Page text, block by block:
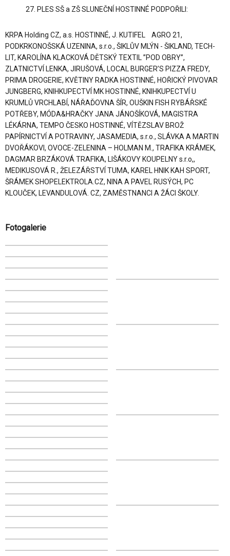
PLES SŠ a ZŠ SLUNEČNÍ HOSTINNÉ PODPOŘILI:
KRPA Holding CZ, a.s. HOSTINNÉ, J. KUTIFEL AGRO 21,
PODKRKONOŠSKÁ UZENINA, s.r.o., ŠIKLŮV MLÝN - ŠIKLAND, TECH-
LIT, KAROLÍNA KLACKOVÁ DĚTSKÝ TEXTIL ’’POD OBRY’’,
ZLATNICTVÍ LENKA, JIRUŠOVÁ, LOCAL BURGER’S PIZZA FREDY,
PRIMA DROGERIE, KVĚTINY RADKA HOSTINNÉ, HOŘICKÝ PIVOVAR
JUNGBERG, KNIHKUPECTVÍ MK HOSTINNÉ, KNIHKUPECTVÍ U
KRUMLŮ VRCHLABÍ, NÁŘAĎOVNA ŠÍR, OUŠKIN FISH RYBÁŘSKÉ
POTŘEBY, MÓDA&HRAČKY JANA JÁNOŠÍKOVÁ, MAGISTRA
LÉKÁRNA, TEMPO ČESKO HOSTINNÉ, VÍTĚZSLAV BROŽ
PAPÍRNICTVÍ A POTRAVINY, JASAMEDIA, s.r.o., SLÁVKA A MARTIN
DVOŘÁKOVI, OVOCE-ZELENINA – HOLMAN M., TRAFIKA KRÁMEK,
DAGMAR BRZÁKOVÁ TRAFIKA, LIŠÁKOVY KOUPELNY s.r.o,,
MEDIKUSOVÁ R., ŽELEZÁŘSTVÍ TUMA, KAREL HNIK KAH SPORT,
ŠRÁMEK SHOPELEKTROLA.CZ, NINA A PAVEL RUSÝCH, PC
KLOUČEK, LEVANDULOVÁ. CZ, ZAMĚSTNANCI A ŽÁCI ŠKOLY.
Fotogalerie